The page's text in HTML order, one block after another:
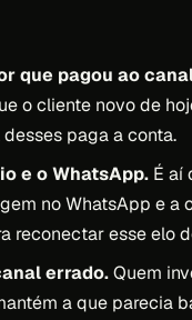
que pagou ao
o cliente novo de
paga a conta.
e o WhatsApp. É aí
no WhatsApp e a
reconectar esse elo
errado.Quem
a que parecia